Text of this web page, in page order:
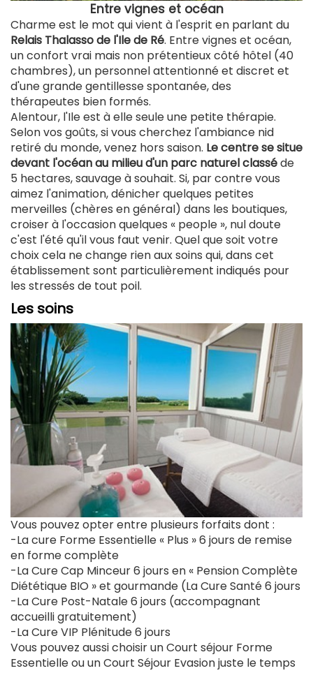
Entre vignes et océan
Charme est le mot qui vient à l'esprit en parlant du
Relais Thalasso de l'Ile de Ré. Entre vignes et océan,
un confort vrai mais non prétentieux côté hôtel (40
chambres), un personnel attentionné et discret et
d'une grande gentillesse spontanée, des
thérapeutes bien formés.
Alentour, l'Ile est à elle seule une petite thérapie.
Selon vos goûts, si vous cherchez l'ambiance nid
retiré du monde, venez hors saison. Le centre se situe
devant l'océan au milieu d'un parc naturel classéde
5 hectares, sauvage à souhait. Si, par contre vous
aimez l'animation, dénicher quelques petites
merveilles (chères en général) dans les boutiques,
croiser à l'occasion quelques « people », nul doute
c'est l'été qu'il vous faut venir. Quel que soit votre
choix cela ne change rien aux soins qui, dans cet
établissement sont particulièrement indiqués pour
les stressés de tout poil.
Les soins
Vous pouvez opter entre plusieurs forfaits dont :
-La cure Forme Essentielle « Plus » 6 jours de remise
en forme complète
-La Cure Cap Minceur 6 jours en « Pension Complète
Diététique BIO » et gourmande (La Cure Santé 6 jours
-La Cure Post-Natale 6 jours (accompagnant
accueilli gratuitement)
-La Cure VIP Plénitude 6 jours
Vous pouvez aussi choisir un Court séjour Forme
Essentielle ou un Court Séjour Evasion juste le temps